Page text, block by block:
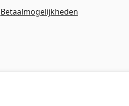
Betaalmogelijkheden